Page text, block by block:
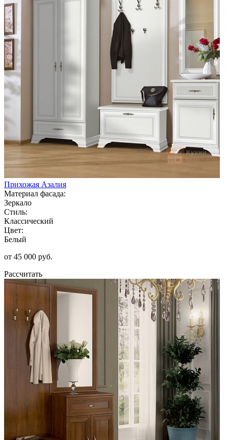
Прихожая Азалия
Материал фасада:
Зеркало
Стиль:
Классический
Цвет:
Белый
от 45 000 руб.
Рассчитать